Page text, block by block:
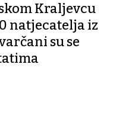
Kraljevcu
natjecatelja iz
su se